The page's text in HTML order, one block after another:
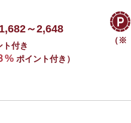
1,682～2,648
ト付き
% ポイント付き）
（※